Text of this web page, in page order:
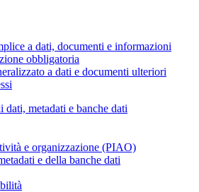
a dati, documenti e informazioni
obbligatoria
a dati e documenti ulteriori
dati, metadati e banche dati
e organizzazione (PIAO)
e della banche dati